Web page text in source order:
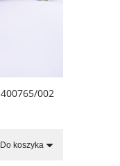
002
Do koszyka